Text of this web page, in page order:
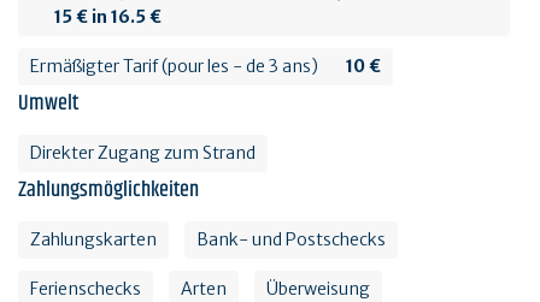
15 € in 16.5 €
Ermäßigter Tarif (pour les - de 3 ans) 10 €
Umwelt
Direkter Zugang zum Strand
Zahlungsmöglichkeiten
Zahlungskarten Bank- und Postschecks
Ferienschecks Arten Überweisung